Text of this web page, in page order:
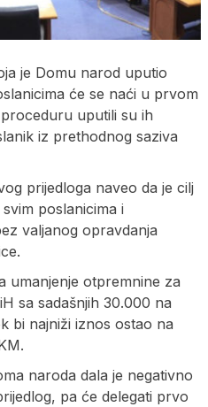
je Domu narod uputio
će se naći u prvom
uputili su ih
iz prethodnog saziva
prijedloga naveo da je cilj
poslanicima i
valjanog opravdanja
umanjenje otpremnine za
sa sadašnjih 30.000 na
bi najniži iznos ostao na
naroda dala je negativno
pa će delegati prvo